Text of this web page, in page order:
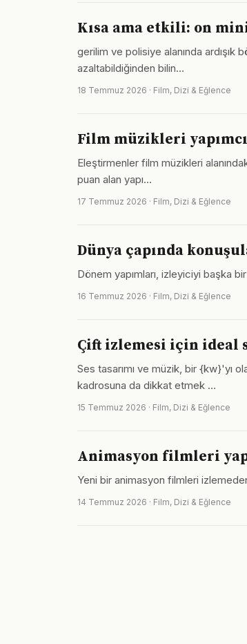
Kısa ama etkili: on
gerilim ve polisiye alanında ardışık
azaltabildiğinden bilin…
18 Temmuz 2026 · Film, Dizi & Eğlence
Film müzikleri
Eleştirmenler film müzikleri
puan alan yapı…
17 Temmuz 2026 · Film, Dizi & Eğlence
Dünya çapında
Dönem yapımları, izleyiciyi başka
16 Temmuz 2026 · Film, Dizi & Eğlence
Çift izlemesi için
Ses tasarımı ve müzik, bir {kw}'yı
kadrosuna da dikkat etmek …
15 Temmuz 2026 · Film, Dizi & Eğlence
Animasyon filmleri
Yeni bir animasyon filmleri
14 Temmuz 2026 · Film, Dizi & Eğlence